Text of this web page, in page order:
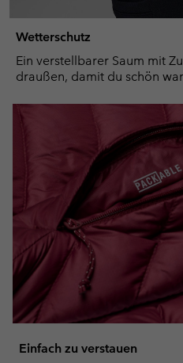
Wetterschutz
Ein verstellbarer Saum mit
draußen, damit du schön
Einfach zu verstauen